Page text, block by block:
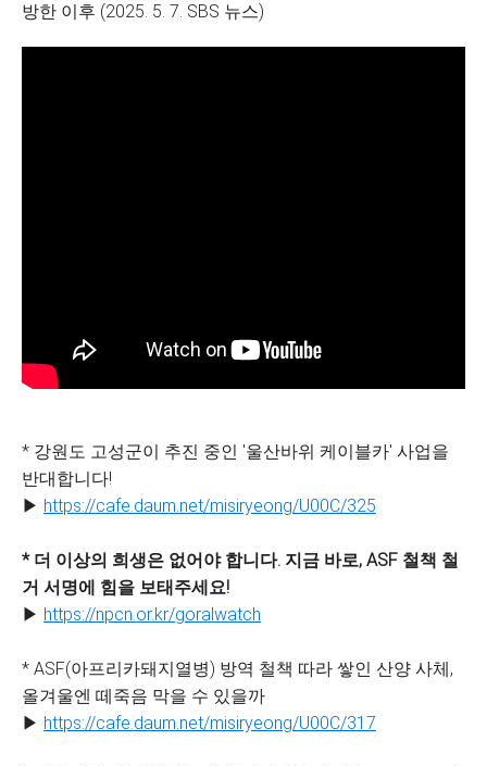
방한 이후 (2025. 5. 7. SBS 뉴스)
* 강원도 고성군이 추진 중인 '울산바위 케이블카' 사업을
반대합니다!
▶ https://cafe.daum.net/misiryeong/U00C/325
* 더 이상의 희생은 없어야 합니다. 지금 바로, ASF 철책 철
거 서명에 힘을 보태주세요!
▶ https://npcn.or.kr/goralwatch
* ASF(아프리카돼지열병) 방역 철책 따라 쌓인 산양 사체,
올겨울엔 떼죽음 막을 수 있을까
▶ https://cafe.daum.net/misiryeong/U00C/317